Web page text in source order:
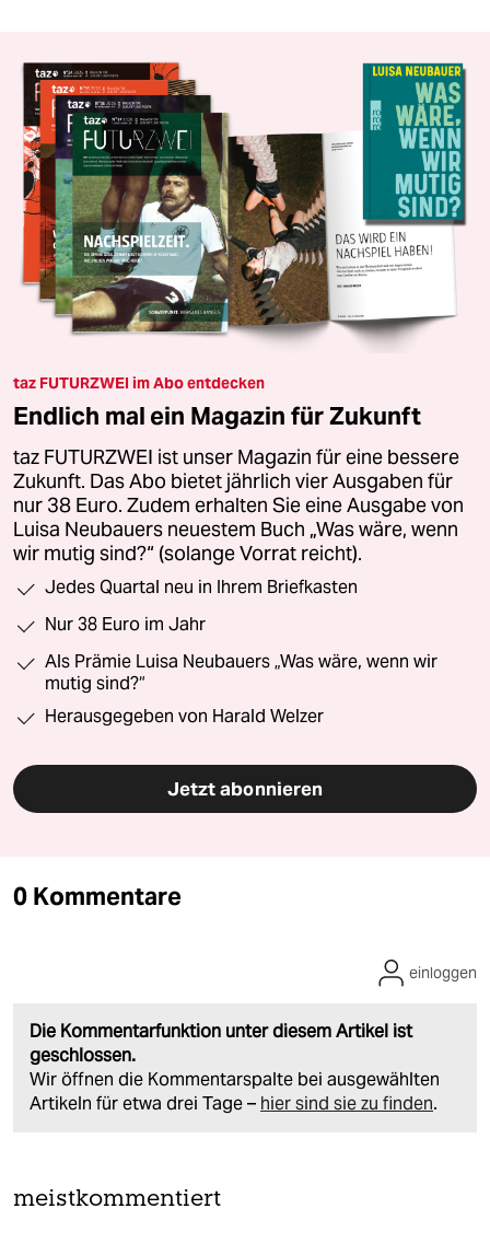
taz FUTURZWEI im Abo entdecken
Endlich mal ein Magazin für Zukunft
taz FUTURZWEI ist unser Magazin für eine bessere
Zukunft. Das Abo bietet jährlich vier Ausgaben für
nur 38 Euro. Zudem erhalten Sie eine Ausgabe von
Luisa Neubauers neuestem Buch „Was wäre, wenn
wir mutig sind?“ (solange Vorrat reicht).
Jedes Quartal neu in Ihrem Briefkasten
Nur 38 Euro im Jahr
Als Prämie Luisa Neubauers „Was wäre, wenn wir
mutig sind?“
Herausgegeben von Harald Welzer
Jetzt abonnieren
0 Kommentare
Die Kommentarfunktion unter diesem Artikel ist
geschlossen.
Wir öffnen die Kommentarspalte bei ausgewählten
Artikeln für etwa drei Tage – hier sind sie zu finden.
einloggen
meistkommentiert